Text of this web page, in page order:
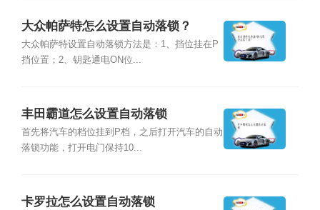
大众帕萨特怎么设置自动落锁？
大众帕萨特设置自动落锁方法是：1、挡位挂在P
挡位置；2、钥匙通电ON位...
丰田霸道怎么设置自动落锁
首先将汽车的档位挂到P档，之后打开汽车的自动
落锁功能，打开电门保持10...
卡罗拉怎么设置自动落锁